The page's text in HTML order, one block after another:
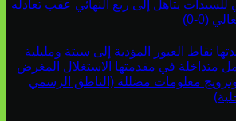
للسيدات يتأهل إلى ربع النهائي عقب تعادله
(0-0)
نقاط العبور المؤدية إلى سبتة ومليلية
متداخلة في مقدمتها الاستغلال المغرض
معلومات مضللة (الناطق الرسمي